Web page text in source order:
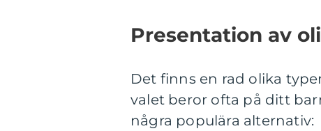
Presentation av
Det finns en rad olika
valet beror ofta på ditt
några populära alternativ: